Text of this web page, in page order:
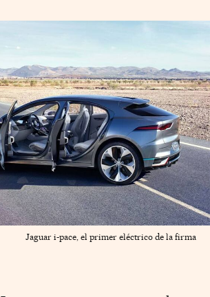
Jaguar i-pace, el primer eléctrico de la firma